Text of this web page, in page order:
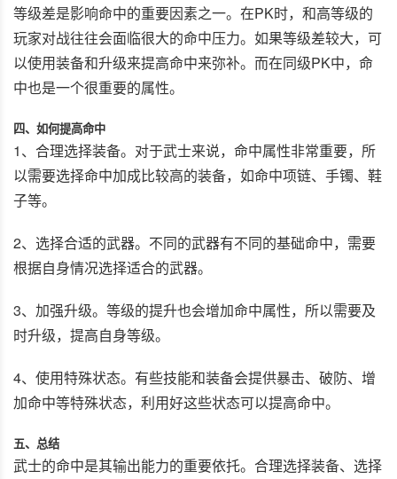
等级差是影响命中的重要因素之一。在PK时，和高等级的
玩家对战往往会面临很大的命中压力。如果等级差较大，可
以使用装备和升级来提高命中来弥补。而在同级PK中，命
中也是一个很重要的属性。
四、如何提高命中
1、合理选择装备。对于武士来说，命中属性非常重要，所
以需要选择命中加成比较高的装备，如命中项链、手镯、鞋
子等。
2、选择合适的武器。不同的武器有不同的基础命中，需要
根据自身情况选择适合的武器。
3、加强升级。等级的提升也会增加命中属性，所以需要及
时升级，提高自身等级。
4、使用特殊状态。有些技能和装备会提供暴击、破防、增
加命中等特殊状态，利用好这些状态可以提高命中。
五、总结
武士的命中是其输出能力的重要依托。合理选择装备、选择